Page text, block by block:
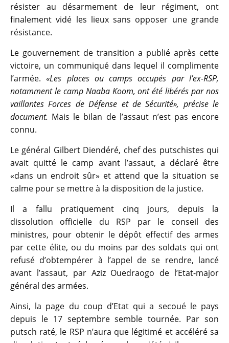
résister au désarmement de leur régiment, ont
finalement vidé les lieux sans opposer une grande
résistance.
Le gouvernement de transition a publié après cette
victoire, un communiqué dans lequel il complimente
l’armée.«Les places ou camps occupés par l’ex-RSP,
notamment le camp Naaba Koom, ont été libérés par nos
vaillantes Forces de Défense et de Sécurité», précise le
document. Mais le bilan de l’assaut n’est pas encore
connu.
Le général Gilbert Diendéré, chef des putschistes qui
avait quitté le camp avant l’assaut, a déclaré être
«dans un endroit sûr» et attend que la situation se
calme pour se mettre à la disposition de la justice.
Il a fallu pratiquement cinq jours, depuis la
dissolution officielle du RSP par le conseil des
ministres, pour obtenir le dépôt effectif des armes
par cette élite, ou du moins par des soldats qui ont
refusé d’obtempérer à l’appel de se rendre, lancé
avant l’assaut, par Aziz Ouedraogo de l’Etat-major
général des armées.
Ainsi, la page du coup d’Etat qui a secoué le pays
depuis le 17 septembre semble tournée. Par son
putsch raté, le RSP n’aura que légitimé et accéléré sa